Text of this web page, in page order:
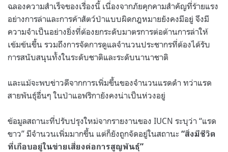
ฉลองความสำเร็จของเรื่องนี้ เนื่องจากภัยคุกคามสำคัญที่ร้ายแรง
อย่างการล่าและการค้าสัตว์ป่าแบบผิดกฎหมายยังคงมีอยู่ จึงมี
ความจำเป็นอย่างยิ่งที่ต้องยกระดับมาตรการต่อต้านการล่าให้
เข้มข้นขึ้น รวมถึงการจัดการดูแลจำนวนประชากรที่ต้องได้รับ
การสนับสนุนทั้งในระดับชาติและระดับนานาชาติ
และแม้จะพบข่าวดีจากการเพิ่มขึ้นของจำนวนแรดดำ ทว่าแรด
สายพันธุ์อื่นๆ ในป่าแอฟริกายังคงน่าเป็นห่วงอยู่
ข้อมูลสถานะที่ปรับปรุงใหม่จากรายงานของ IUCN ระบุว่า “แรด
ขาว” มีจำนวนเพิ่มมากขึ้น แต่ก็ยังถูกจัดอยู่ในสถานะ “สิ่งมีชีวิต
ที่เกือบอยู่ในข่ายเสี่ยงต่อการสูญพันธุ์”